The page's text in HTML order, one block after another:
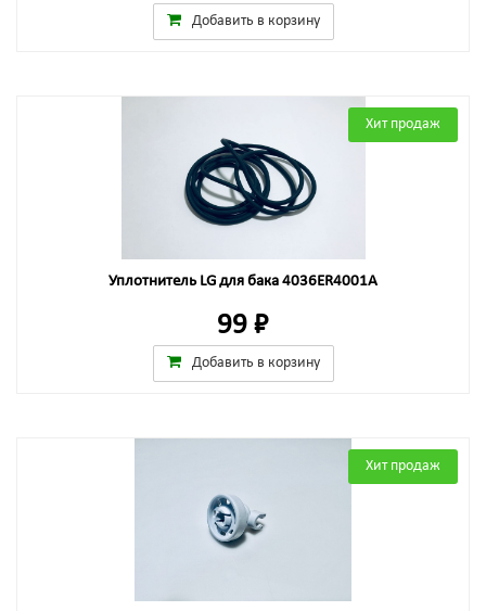
Добавить в корзину
Хит продаж
Уплотнитель LG для бака 4036ER4001A
99 ₽
Добавить в корзину
Хит продаж